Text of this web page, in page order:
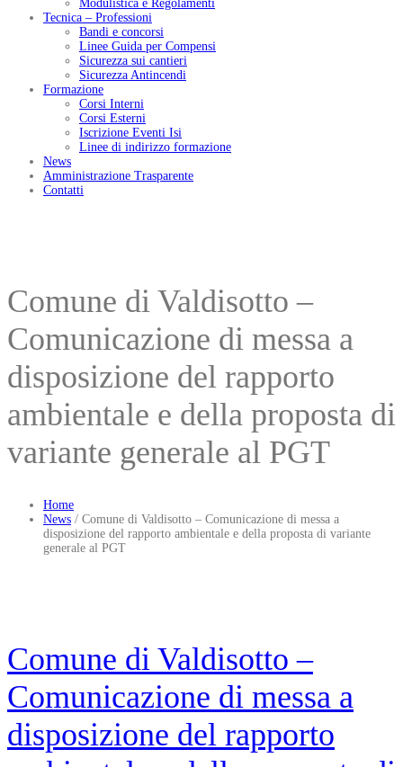
Modulistica e Regolamenti
Tecnica – Professioni
Bandi e concorsi
Linee Guida per Compensi
Sicurezza sui cantieri
Sicurezza Antincendi
Formazione
Corsi Interni
Corsi Esterni
Iscrizione Eventi Isi
Linee di indirizzo formazione
News
Amministrazione Trasparente
Contatti
Comune di Valdisotto –
Comunicazione di messa a
disposizione del rapporto
ambientale e della proposta di
variante generale al PGT
Home
News / Comune di Valdisotto – Comunicazione di messa a
disposizione del rapporto ambientale e della proposta di variante
generale al PGT
Comune di Valdisotto –
Comunicazione di messa a
disposizione del rapporto